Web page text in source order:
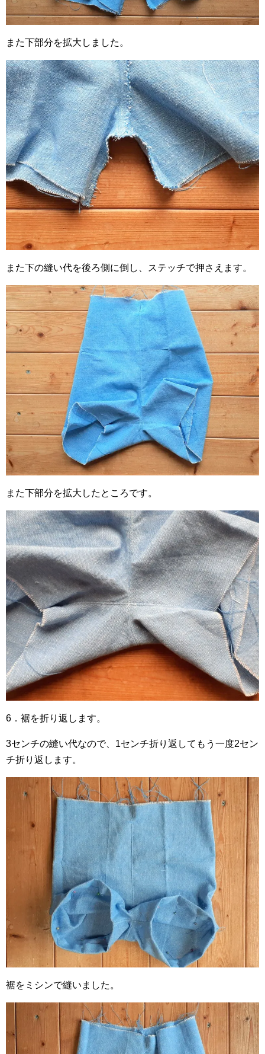
また下部分を拡大しました。
また下の縫い代を後ろ側に倒し、ステッチで押さえます。
また下部分を拡大したところです。
6．裾を折り返します。
3センチの縫い代なので、1センチ折り返してもう一度2セン
チ折り返します。
裾をミシンで縫いました。